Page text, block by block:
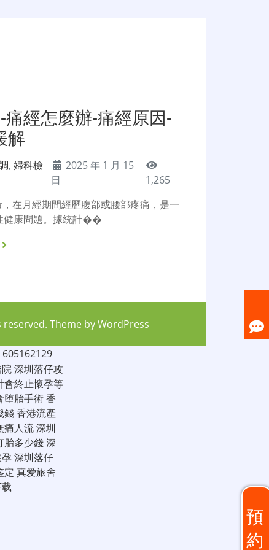
經怎麼辦-痛經原因-
解
,婦科檢
2025 年 1 月 15
日
1,265
在月經期間經歷腹部或腰部疼痛，是一
健康問題。據統計��
預
約
reserved. Theme byWordPress
深圳落仔攻
會終止懷孕等
堕胎手術香
錢香港流產
痛人流深圳
胎多少錢深
深圳落仔
定 真爱旅舍